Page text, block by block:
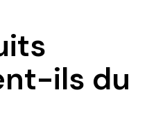
ils du